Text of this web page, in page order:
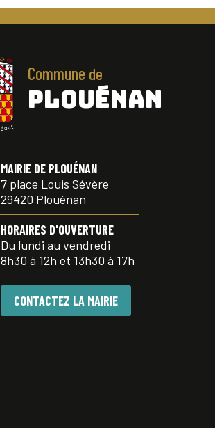
Commune de
PLOUÉNAN
MAIRIE DE PLOUÉNAN
7 place Louis Sévère
29420 Plouénan
HORAIRES D'OUVERTURE
Du lundi au vendredi
8h30 à 12h et 13h30 à 17h
CONTACTEZ LA MAIRIE